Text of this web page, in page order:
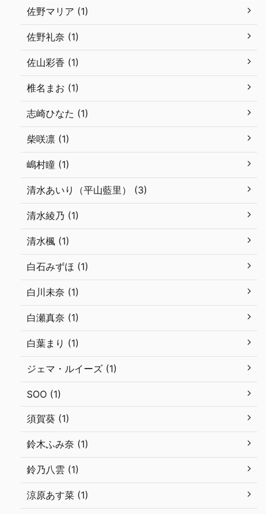
佐野マリア (1)
佐野礼奈 (1)
佐山彩香 (1)
椎名まお (1)
志崎ひなた (1)
柴咲凛 (1)
嶋村瞳 (1)
清水あいり（平山藍里） (3)
清水綾乃 (1)
清水楓 (1)
白石みずほ (1)
白川未奈 (1)
白瀬真奈 (1)
白葉まり (1)
ジェマ・ルイーズ (1)
SOO (1)
須賀葵 (1)
鈴木ふみ奈 (1)
鈴乃八雲 (1)
涼原あす菜 (1)